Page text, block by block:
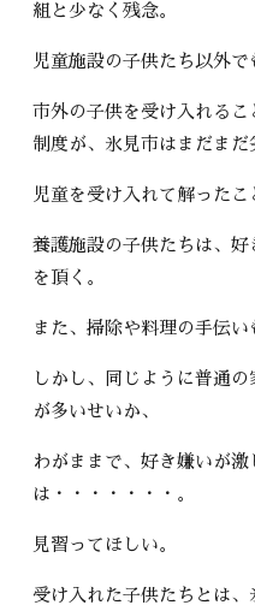
組と少なく残念。
児童施設の子供たち以外で
市外の子供を受け入れる
制度が、氷見市はまだまだ
児童を受け入れて解ったこ
養護施設の子供たちは、
を頂く。
また、掃除や料理の手伝い
しかし、同じように普通
が多いせいか、
わがままで、好き嫌いが
は・・・・・・・。
見習ってほしい。
受け入れた子供たちとは